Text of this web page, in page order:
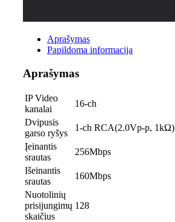
Aprašymas
Papildoma informacija
Aprašymas
IP Video
kanalai
16-ch
Dvipusis
garso ryšys
1-ch RCA(2.0Vp-p, 1kΩ)
Įeinantis
srautas
256Mbps
Išeinantis
srautas
160Mbps
Nuotolinių
prisijungimų
skaičius
128